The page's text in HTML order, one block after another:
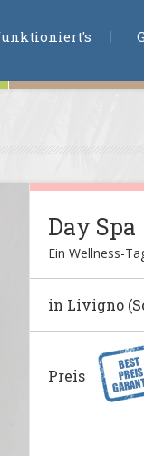
Day Spa
Ein Wellness-
in Livigno
Preis